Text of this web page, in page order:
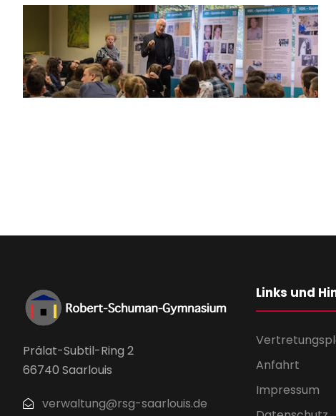
Prälat-Subtil-Ring 2
66740 Saarlouis
verwaltung@rsg-saarlouis.de
Links und
Anfahrt
Impressum